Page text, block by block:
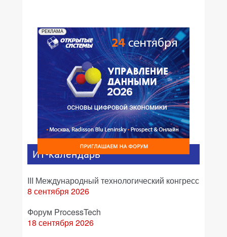
РЕКЛАМА
ИТ-календарь
III Международный технологический конгресс
8 сентября 2026
Форум ProcessTech
18 сентября 2026